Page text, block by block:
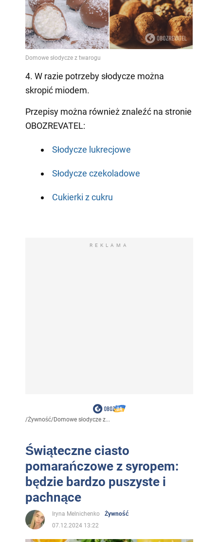
4. W razie potrzeby słodycze można
skropić miodem.
Przepisy można również znaleźć na stronie
OBOZREVATEL:
Słodycze lukrecjowe
Słodycze czekoladowe
Cukierki z cukru
REKLAMA
/Żywność/Domowe słodycze z...
Świąteczne ciasto
pomarańczowe z syropem:
będzie bardzo puszyste i
pachnące
Iryna Melnichenko
Żywność
07.12.2024 13:22